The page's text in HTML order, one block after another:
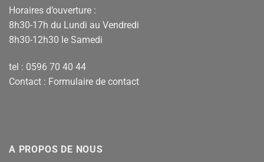
Horaires d’ouverture :
8h30-17h du Lundi au Vendredi
8h30-12h30 le Samedi
tel : 0596 70 40 44
Contact : Formulaire de contact
A PROPOS DE NOUS